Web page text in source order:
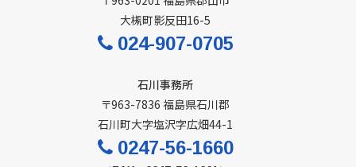
大槻町影反田16-5
024-907-0705
石川事務所
〒963-7836 福島県石川郡
石川町大字塩沢字広畑44-1
0247-56-1660